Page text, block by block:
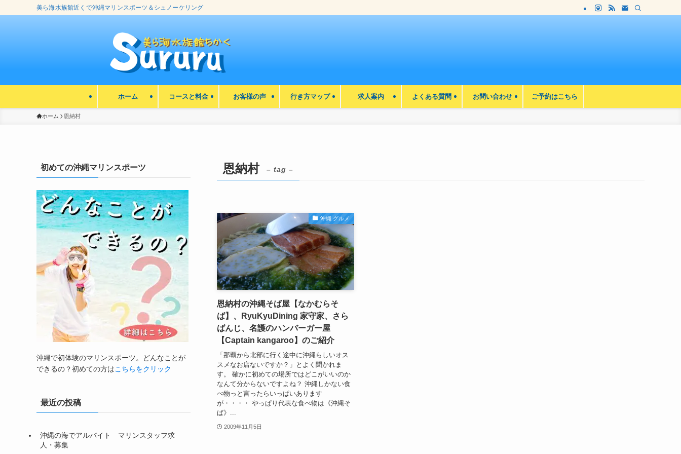
美ら海水族館近くで沖縄マリンスポーツ＆シュノーケリング
ホーム コースと料金 お客様の声 行き方マップ 求人案内 よくある質問 お問い合わせ ご予約はこちら
ホーム 恩納村
恩納村 – tag –
沖縄 グルメ
恩納村の沖縄そば屋【なかむらそ
ば】、RyuKyuDining 家守家、さら
ばんじ、名護のハンバーガー屋
【Captain kangaroo】のご紹介
「那覇から北部に行く途中に沖縄らしいオス
スメなお店ないですか？」とよく聞かれま
す。 確かに初めての場所ではどこがいいのか
なんて分からないですよね？ 沖縄しかない食
べ物っと言ったらいっぱいあります
が・・・・ やっぱり代表な食べ物は《沖縄そ
ば》...
2009年11月5日
初めての沖縄マリンスポーツ
沖縄で初体験のマリンスポーツ。どんなことが
できるの？初めての方はこちらをクリック
最近の投稿
沖縄の海でアルバイト マリンスタッフ求
人・募集